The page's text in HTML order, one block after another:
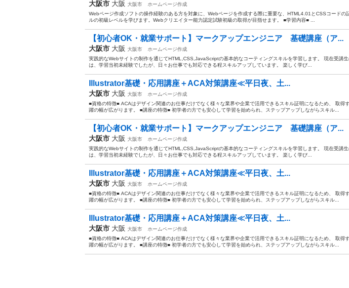
大阪市 大阪 大阪市
ホームページ作成
Webページ作成ソフトの操作経験のある方を対象に、Webページを作成する際に重要な、HTML4.01とCSSコードの
ルの初級レベルを学びます。Webクリエイター能力認定試験初級の取得が目指せます。 ■学習内容■ ...
【初心者OK・就業サポート】マークアップエンジニア 基礎講座（ア...
大阪市 大阪 大阪市
ホームページ作成
実践的なWebサイトの制作を通じてHTML,CSS,JavaScriptの基本的なコーティングスキルを学習します。 現在受講生
は、学習当初未経験でしたが、日々お仕事でも対応できる程スキルアップしています。 楽しく学び...
Illustrator基礎・応用講座＋ACA対策講座≪平日夜、土...
大阪市 大阪 大阪市
ホームページ作成
■資格の特徴■ ACAはデザイン関連のお仕事だけでなく様々な業界や企業で活用できるスキル証明になるため、 取得
躍の幅が広がります。 ■講座の特徴■ 初学者の方でも安心して学習を始められ、ステップアップしながらスキル...
【初心者OK・就業サポート】マークアップエンジニア 基礎講座（ア...
大阪市 大阪 大阪市
ホームページ作成
実践的なWebサイトの制作を通じてHTML,CSS,JavaScriptの基本的なコーティングスキルを学習します。 現在受講生
は、学習当初未経験でしたが、日々お仕事でも対応できる程スキルアップしています。 楽しく学び...
Illustrator基礎・応用講座＋ACA対策講座≪平日夜、土...
大阪市 大阪 大阪市
ホームページ作成
■資格の特徴■ ACAはデザイン関連のお仕事だけでなく様々な業界や企業で活用できるスキル証明になるため、 取得
躍の幅が広がります。 ■講座の特徴■ 初学者の方でも安心して学習を始められ、ステップアップしながらスキル...
Illustrator基礎・応用講座＋ACA対策講座≪平日夜、土...
大阪市 大阪 大阪市
ホームページ作成
■資格の特徴■ ACAはデザイン関連のお仕事だけでなく様々な業界や企業で活用できるスキル証明になるため、 取得
躍の幅が広がります。 ■講座の特徴■ 初学者の方でも安心して学習を始められ、ステップアップしながらスキル...